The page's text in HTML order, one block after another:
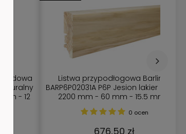
Wic. Cork O821005 Or.
Harmony/GA21003
1 ocena
205,41 zł